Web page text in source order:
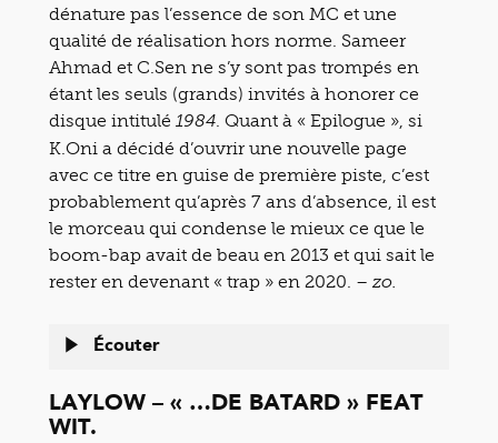
dénature pas l’essence de son MC et une
qualité de réalisation hors norme. Sameer
Ahmad et C.Sen ne s’y sont pas trompés en
étant les seuls (grands) invités à honorer ce
disque intitulé 1984 . Quant à « Epilogue », si
K.Oni a décidé d’ouvrir une nouvelle page
avec ce titre en guise de première piste, c’est
probablement qu’après 7 ans d’absence, il est
le morceau qui condense le mieux ce que le
boom-bap avait de beau en 2013 et qui sait le
rester en devenant « trap » en 2020.
– zo.
Écouter
LAYLOW – « …DE BATARD » FEAT
WIT.